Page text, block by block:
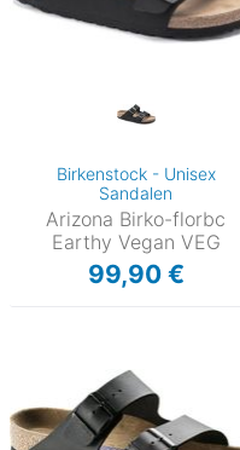
Birkenstock - Unisex
Sandalen
Arizona Birko-florbc
Earthy Vegan VEG
99,90 €